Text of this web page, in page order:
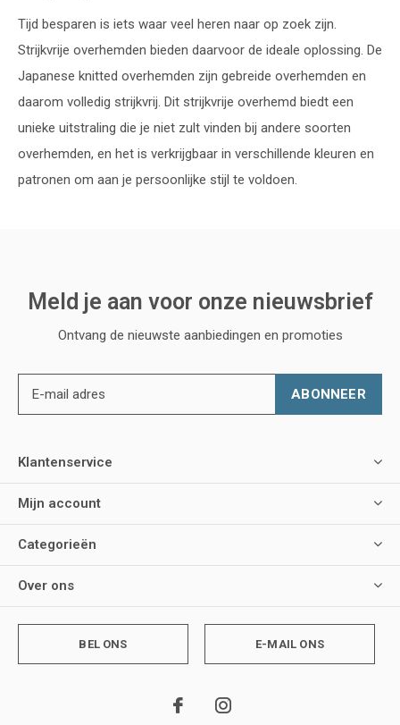
Tijd besparen is iets waar veel heren naar op zoek zijn.
Strijkvrije overhemden bieden daarvoor de ideale oplossing. De
Japanese knitted overhemden zijn gebreide overhemden en
daarom volledig strijkvrij. Dit strijkvrije overhemd biedt een
unieke uitstraling die je niet zult vinden bij andere soorten
overhemden, en het is verkrijgbaar in verschillende kleuren en
patronen om aan je persoonlijke stijl te voldoen.
Meld je aan voor onze nieuwsbrief
Ontvang de nieuwste aanbiedingen en promoties
ABONNEER
Klantenservice
Mijn account
Categorieën
Over ons
BEL ONS E-MAIL ONS